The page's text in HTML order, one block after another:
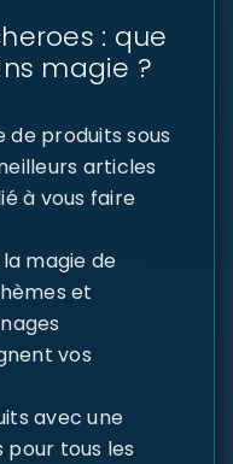
: que
magie ?
produits sous
articles
à vous faire
magie de
et
vos
avec une
tous les